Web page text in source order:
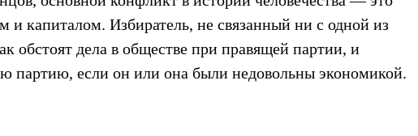
и капиталом. Избиратель, не связанный ни с одной из
обстоят дела в обществе при правящей партии, и
партию, если он или она были недовольны экономикой.